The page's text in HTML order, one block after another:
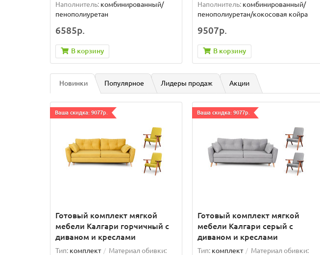
Наполнитель: комбинированный/
пенополиуретан
6585р.
В корзину
Наполнитель: комбинированный/
пенополиуретан/кокосовая койра
9507р.
В корзину
Новинки Популярное Лидеры продаж Акции
Ваша скидка: 9077р.
Готовый комплект мягкой
мебели Калгари горчичный с
диваном и креслами
Тип: комплект
Материал обивки:
Ваша скидка: 9077р.
Готовый комплект мягкой
мебели Калгари серый с
диваном и креслами
Тип: комплект
Материал обивки: